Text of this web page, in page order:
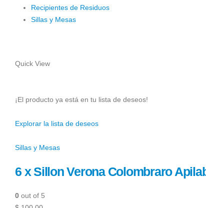
Recipientes de Residuos
Sillas y Mesas
Quick View
¡El producto ya está en tu lista de deseos!
Explorar la lista de deseos
Sillas y Mesas
6 x Sillon Verona Colombraro
0 out of 5